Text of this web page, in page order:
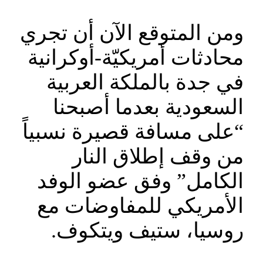
ومن المتوقع الآن أن تجري
محادثات أمريكيّة-أوكرانية
في جدة بالملكة العربية
السعودية بعدما أصبحنا
“على مسافة قصيرة نسبياً
من وقف إطلاق النار
الكامل” وفق عضو الوفد
الأمريكي للمفاوضات مع
روسيا، ستيف ويتكوف.